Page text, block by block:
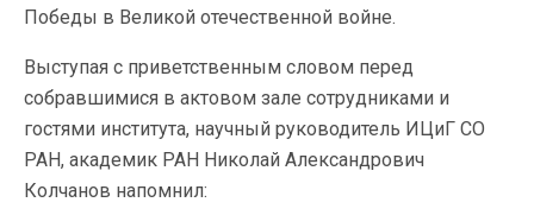
Победы в Великой отечественной войне.
Выступая с приветственным словом перед
собравшимися в актовом зале сотрудниками и
гостями института, научный руководитель ИЦиГ СО
РАН, академик РАН Николай Александрович
Колчанов напомнил: